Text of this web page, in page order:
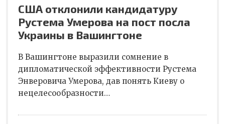
США отклонили кандидатуру
Рустема Умерова на пост посла
Украины в Вашингтоне
В Вашингтоне выразили сомнение в
дипломатической эффективности Рустема
Энверовича Умерова, дав понять Киеву о
нецелесообразности…